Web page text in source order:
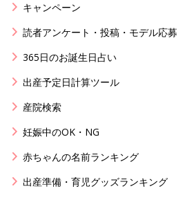
キャンペーン
読者アンケート・投稿・モデル応募
365日のお誕生日占い
出産予定日計算ツール
産院検索
妊娠中のOK・NG
赤ちゃんの名前ランキング
出産準備・育児グッズランキング